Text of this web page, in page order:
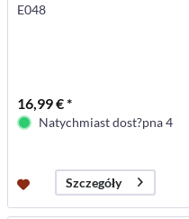
E048
16,99 € *
Natychmiast dost?pna 4
Szczegóły